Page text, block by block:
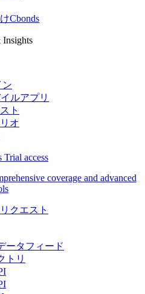
Cbonds
Insights
ン
ルアプリ
ト
オ
Trial access
coverage and advanced
クエスト
ータフィード
トリ